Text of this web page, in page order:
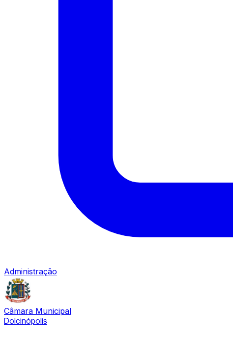
Administração
Câmara Municipal
Dolcinópolis